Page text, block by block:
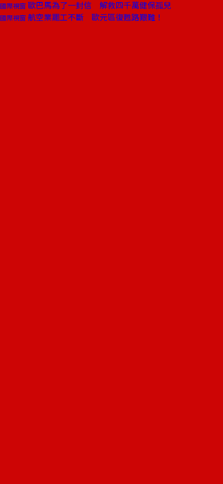
國際視窗 歐巴馬為了一封信 解救四千萬健保孤兒
國際視窗 航空業罷工不斷 歐元區復甦路艱難！